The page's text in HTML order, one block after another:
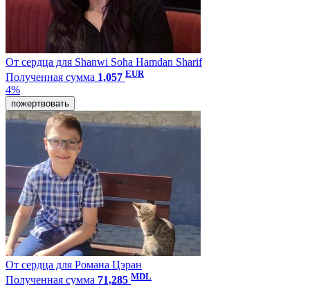
От сердца для Shanwi Soha Hamdan Sharif
Полученная сумма 1,057 EUR
4%
пожертвовать
От сердца для Романа Цэран
Полученная сумма 71,285 MDL